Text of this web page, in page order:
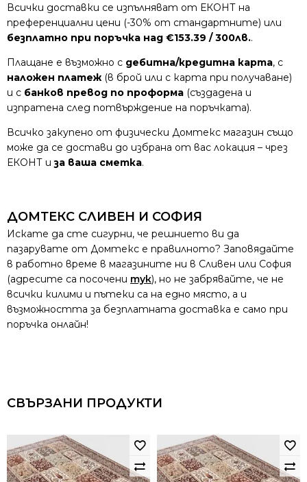
Всички доставки се изпълняват от ЕКОНТ на
преференциални цени (-30% от стандартните) или
безплатно при поръчка над €153.39 / 300лв..
Плащане е възможно с дебитна/кредитна карта, с
наложен платеж (в брой или с карта при получаване)
и с банков превод по проформа (създадена и
изпратена след потвърждение на поръчката).
Всичко закупено от физически Домтекс магазин също
може да се достави до избрана от вас локация – чрез
ЕКОНТ иза ваша сметка.
ДОМТЕКС СЛИВЕН И СОФИЯ
Искате да сте сигурни, че решнието ви да
пазарувате от Домтекс е правилното? Заповядайте
в работно време в магазините ни в Сливен или София
(адресите са посочени тук), но не забрявайте, че не
всички килими и пътеки са на едно място, а и
възможността за безплатната доставка е само при
поръчка онлайн!
СВЪРЗАНИ ПРОДУКТИ